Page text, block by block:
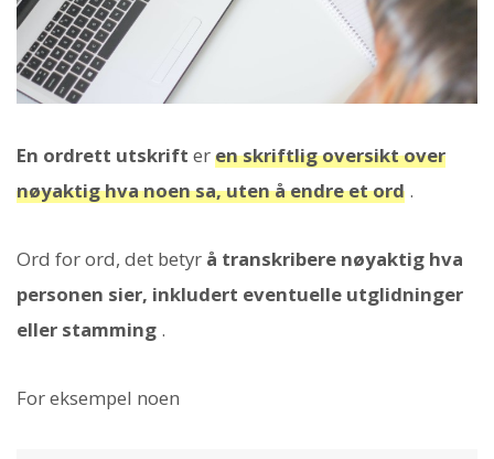
En ordrett utskrift eren skriftlig oversikt over
nøyaktig hva noen sa, uten å endre et ord .
Ord for ord, det betyr å transkribere nøyaktig hva
personen sier, inkludert eventuelle utglidninger
eller stamming .
For eksempel noen